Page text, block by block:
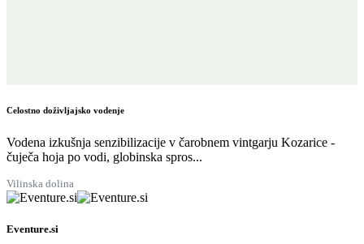
Celostno doživljajsko vodenje
Vodena izkušnja senzibilizacije v čarobnem vintgarju Kozarice -
čuječa hoja po vodi, globinska spros...
Vilinska dolina
Eventure.si